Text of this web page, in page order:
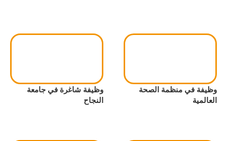
وظيفة في منظمة الصحة
العالمية
وظيفة شاغرة في جامعة
النجاح